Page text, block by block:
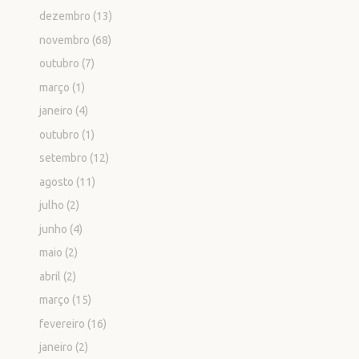
dezembro (13)
novembro (68)
outubro (7)
março (1)
janeiro (4)
outubro (1)
setembro (12)
agosto (11)
julho (2)
junho (4)
maio (2)
abril (2)
março (15)
fevereiro (16)
janeiro (2)